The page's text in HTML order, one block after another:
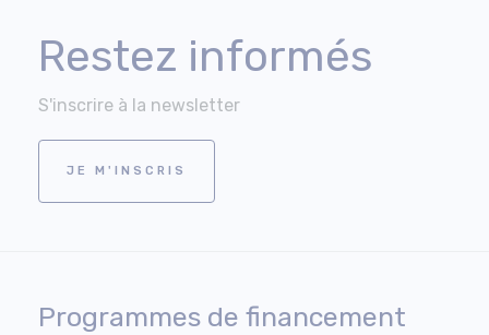
Restez informés
S'inscrire à la newsletter
JE M'INSCRIS
Programmes de financement